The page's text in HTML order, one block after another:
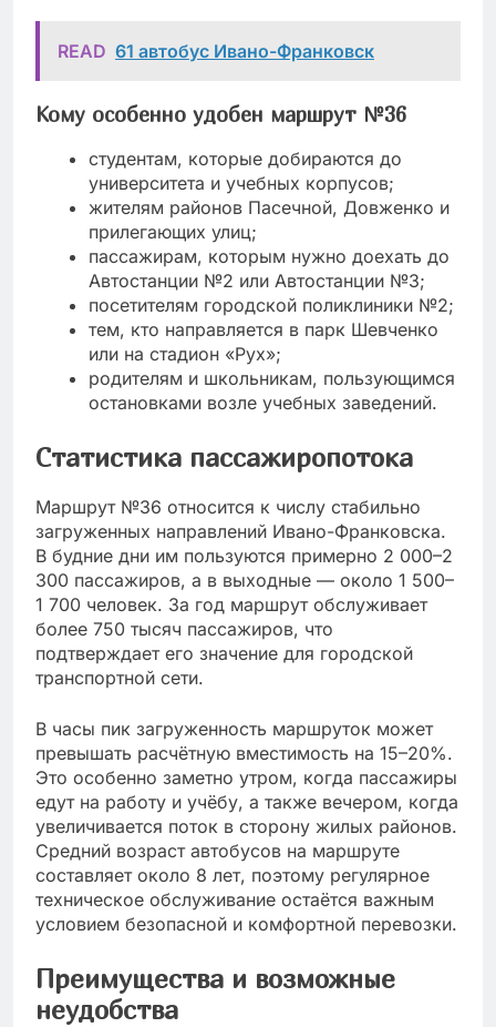
READ 61 автобус Ивано-Франковск
Кому особенно удобен маршрут №36
студентам, которые добираются до
университета и учебных корпусов;
жителям районов Пасечной, Довженко и
прилегающих улиц;
пассажирам, которым нужно доехать до
Автостанции №2 или Автостанции №3;
посетителям городской поликлиники №2;
тем, кто направляется в парк Шевченко
или на стадион «Рух»;
родителям и школьникам, пользующимся
остановками возле учебных заведений.
Статистика пассажиропотока
Маршрут №36 относится к числу стабильно
загруженных направлений Ивано-Франковска.
В будние дни им пользуются примерно 2 000–2
300 пассажиров, а в выходные — около 1 500–
1 700 человек. За год маршрут обслуживает
более 750 тысяч пассажиров, что
подтверждает его значение для городской
транспортной сети.
В часы пик загруженность маршруток может
превышать расчётную вместимость на 15–20%.
Это особенно заметно утром, когда пассажиры
едут на работу и учёбу, а также вечером, когда
увеличивается поток в сторону жилых районов.
Средний возраст автобусов на маршруте
составляет около 8 лет, поэтому регулярное
техническое обслуживание остаётся важным
условием безопасной и комфортной перевозки.
Преимущества и возможные
неудобства